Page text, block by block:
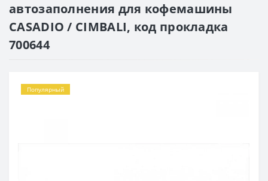
автозаполнения для кофемашины
CASADIO / CIMBALI, код прокладка
700644
Популярный